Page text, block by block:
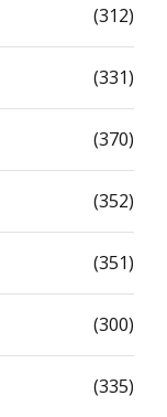
(312)
(331)
(370)
(352)
(351)
(300)
(335)